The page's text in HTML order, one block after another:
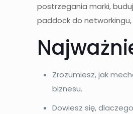
postrzegania marki,
paddock do
Zrozumiesz, jak
biznesu.
Dowiesz się, dlaczego